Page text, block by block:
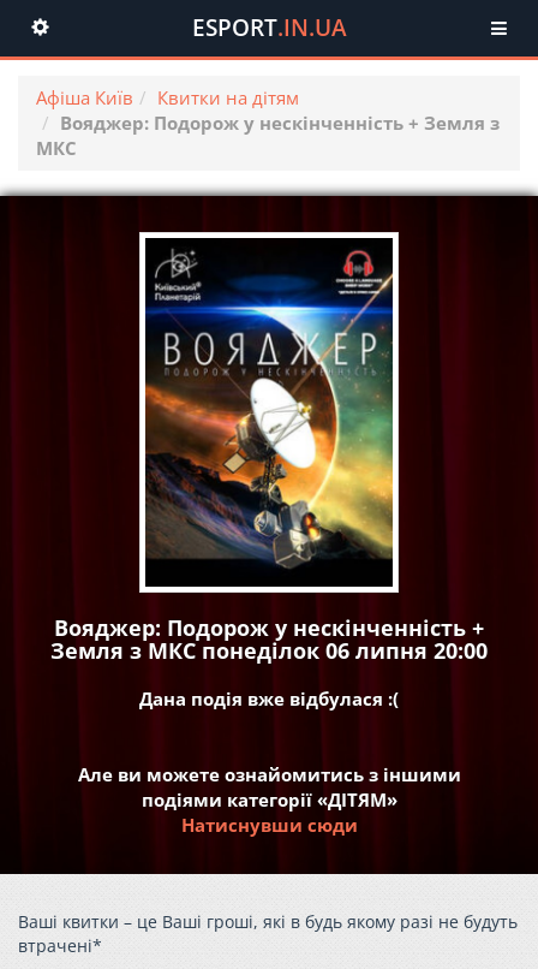
Toggle
navigation
ESPORT.IN.UA
Афіша Київ
Квитки на дітям
Вояджер: Подорож у нескінченність + Земля з
МКС
Вояджер: Подорож у нескінченність +
Земля з МКС понеділок 06 липня 20:00
Дана подія вже відбулася :(
Але ви можете ознайомитись з іншими
подіями категорії «ДІТЯМ»
Натиснувши сюди
Ваші квитки – це Ваші гроші, які в будь якому разі не будуть
втрачені*